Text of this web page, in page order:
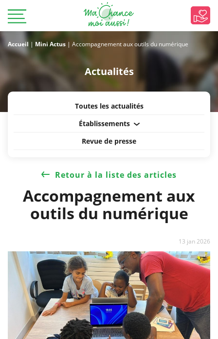
Accueil | Mini Actus | Accompagnement aux outils du numérique
Actualités
Toutes les actualités
Établissements
Revue de presse
Retour à la liste des articles
Accompagnement aux
outils du numérique
13 jan 2026